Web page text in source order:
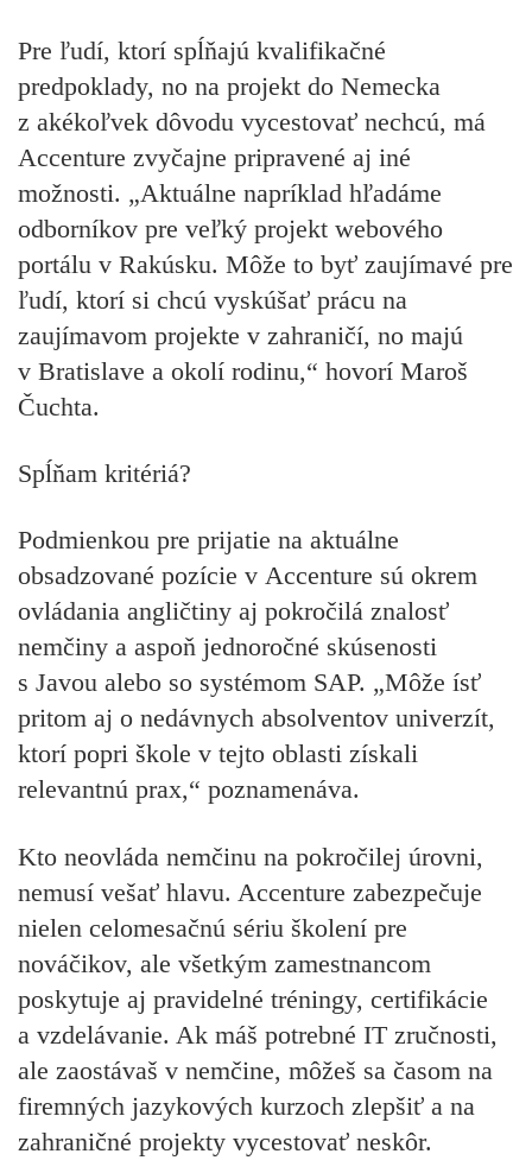
Pre ľudí, ktorí spĺňajú kvalifikačné
predpoklady, no na projekt do Nemecka
z akékoľvek dôvodu vycestovať nechcú, má
Accenture zvyčajne pripravené aj iné
možnosti. „Aktuálne napríklad hľadáme
odborníkov pre veľký projekt webového
portálu v Rakúsku. Môže to byť zaujímavé pre
ľudí, ktorí si chcú vyskúšať prácu na
zaujímavom projekte v zahraničí, no majú
v Bratislave a okolí rodinu,“ hovorí Maroš
Čuchta.
Spĺňam kritériá?
Podmienkou pre prijatie na aktuálne
obsadzované pozície v Accenture sú okrem
ovládania angličtiny aj pokročilá znalosť
nemčiny a aspoň jednoročné skúsenosti
s Javou alebo so systémom SAP. „Môže ísť
pritom aj o nedávnych absolventov univerzít,
ktorí popri škole v tejto oblasti získali
relevantnú prax,“ poznamenáva.
Kto neovláda nemčinu na pokročilej úrovni,
nemusí vešať hlavu. Accenture zabezpečuje
nielen celomesačnú sériu školení pre
nováčikov, ale všetkým zamestnancom
poskytuje aj pravidelné tréningy, certifikácie
a vzdelávanie. Ak máš potrebné IT zručnosti,
ale zaostávaš v nemčine, môžeš sa časom na
firemných jazykových kurzoch zlepšiť a na
zahraničné projekty vycestovať neskôr.